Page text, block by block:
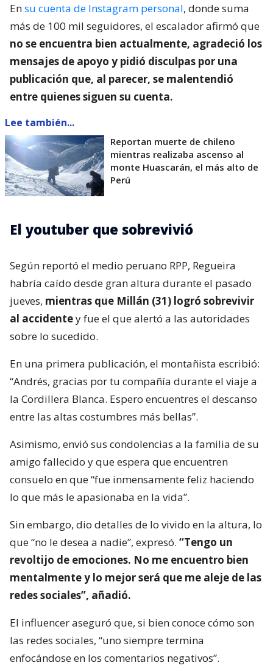
Ensu cuenta de Instagram personal, donde suma
más de 100 mil seguidores, el escalador afirmó que
no se encuentra bien actualmente, agradeció los
mensajes de apoyo y pidió disculpas por una
publicación que, al parecer, se malentendió
entre quienes siguen su cuenta.
Lee también...
Reportan muerte de chileno
mientras realizaba ascenso al
monte Huascarán, el más alto de
Perú
El youtuber que sobrevivió
Según reportó el medio peruano RPP, Regueira
habría caído desde gran altura durante el pasado
jueves, mientras que Millán (31) logró sobrevivir
al accidentey fue el que alertó a las autoridades
sobre lo sucedido.
En una primera publicación, el montañista escribió:
“Andrés, gracias por tu compañía durante el viaje a
la Cordillera Blanca. Espero encuentres el descanso
entre las altas costumbres más bellas”.
Asimismo, envió sus condolencias a la familia de su
amigo fallecido y que espera que encuentren
consuelo en que “fue inmensamente feliz haciendo
lo que más le apasionaba en la vida”.
Sin embargo, dio detalles de lo vivido en la altura, lo
que “no le desea a nadie”, expresó. “Tengo un
revoltijo de emociones. No me encuentro bien
mentalmente y lo mejor será que me aleje de las
redes sociales”, añadió.
El influencer aseguró que, si bien conoce cómo son
las redes sociales, “uno siempre termina
enfocándose en los comentarios negativos”.